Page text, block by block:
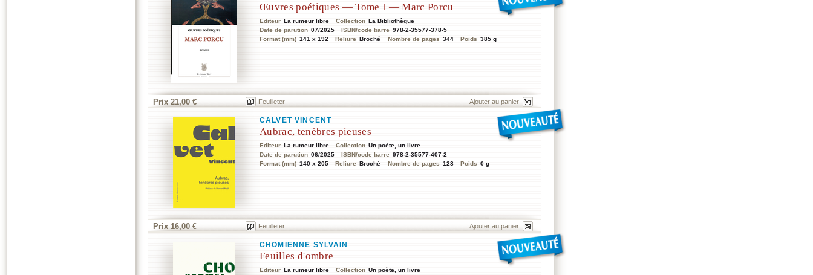
Œuvres poétiques — Tome I — Marc Porcu
Editeur La rumeur libre Collection La Bibliothèque
Date de parution 07/2025 ISBN/code barre 978-2-35577-378-5
Format (mm) 141 x 192 Reliure Broché Nombre de pages 344 Poids 385 g
Prix 21,00 € Feuilleter
CALVET VINCENT
Aubrac, tenèbres pieuses
Editeur La rumeur libre Collection Un poète, un livre
Date de parution 06/2025 ISBN/code barre 978-2-35577-407-2
Format (mm) 140 x 205 Reliure Broché Nombre de pages 128 Poids 0 g
Prix 16,00 € Feuilleter
CHOMIENNE SYLVAIN
Feuilles d'ombre
Editeur La rumeur libre Collection Un poète, un livre